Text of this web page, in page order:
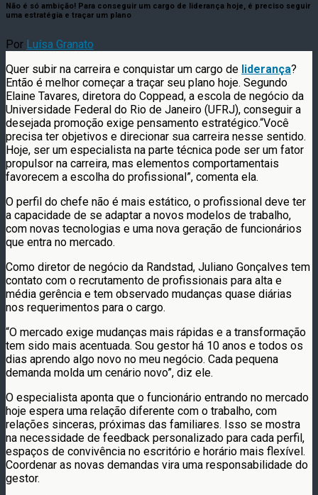
Não é só ambição! Para conseguir um cargo de liderança hoje, é preciso seguir
uma estratégia e traçar um plano
Por Luísa Granato
Quer subir na carreira e conquistar um cargo de liderança?
Então é melhor começar a traçar seu plano hoje. Segundo
Elaine Tavares, diretora do Coppead, a escola de negócio da
Universidade Federal do Rio de Janeiro (UFRJ), conseguir a
desejada promoção exige pensamento estratégico.“Você
precisa ter objetivos e direcionar sua carreira nesse sentido.
Hoje, ser um especialista na parte técnica pode ser um fator
propulsor na carreira, mas elementos comportamentais
favorecem a escolha do profissional”, comenta ela.
O perfil do chefe não é mais estático, o profissional deve ter
a capacidade de se adaptar a novos modelos de trabalho,
com novas tecnologias e uma nova geração de funcionários
que entra no mercado.
Como diretor de negócio da Randstad, Juliano Gonçalves tem
contato com o recrutamento de profissionais para alta e
média gerência e tem observado mudanças quase diárias
nos requerimentos para o cargo.
“O mercado exige mudanças mais rápidas e a transformação
tem sido mais acentuada. Sou gestor há 10 anos e todos os
dias aprendo algo novo no meu negócio. Cada pequena
demanda molda um cenário novo”, diz ele.
O especialista aponta que o funcionário entrando no mercado
hoje espera uma relação diferente com o trabalho, com
relações sinceras, próximas das familiares. Isso se mostra
na necessidade de feedback personalizado para cada perfil,
espaços de convivência no escritório e horário mais flexível.
Coordenar as novas demandas vira uma responsabilidade do
gestor.